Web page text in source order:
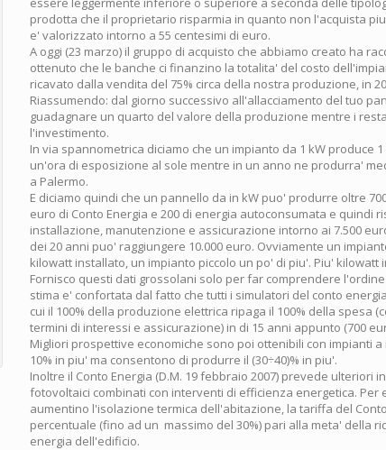
prodotta che il proprietario risparmia in quanto non l'acquista
e' valorizzato intorno a 55 centesimi di euro.
A oggi (23 marzo) il gruppo di acquisto che abbiamo creato ha
ottenuto che le banche ci finanzino la totalita' del costo
ricavato dalla vendita del 75% circa della nostra produzione, in
Riassumendo: dal giorno successivo all'allacciamento del tuo
guadagnare un quarto del valore della produzione mentre i
l'investimento.
In via spannometrica diciamo che un impianto da 1 kW produce
un'ora di esposizione al sole mentre in un anno ne produrra'
a Palermo.
E diciamo quindi che un pannello da in kW puo' produrre oltre
euro di Conto Energia e 200 di energia autoconsumata e quindi
installazione, manutenzione e assicurazione intorno ai 7.500
dei 20 anni puo' raggiungere 10.000 euro. Ovviamente un
kilowatt installato, un impianto piccolo un po' di piu'. Piu' kilowatt
Fornisco questi dati grossolani solo per far comprendere
stima e' confortata dal fatto che tutti i simulatori del conto
cui il 100% della produzione elettrica ripaga il 100% della spesa
termini di interessi e assicurazione) in di 15 anni appunto (700
Migliori prospettive economiche sono poi ottenibili con impianti
10% in piu' ma consentono di produrre il (30÷40)% in piu'.
Inoltre il Conto Energia (D.M. 19 febbraio 2007) prevede ulteriori
fotovoltaici combinati con interventi di efficienza energetica.
aumentino l'isolazione termica dell'abitazione, la tariffa del
percentuale (fino ad un massimo del 30%) pari alla meta' della
energia dell'edificio.